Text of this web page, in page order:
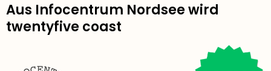
Aus Infocentrum Nordsee wird
twentyfive coast